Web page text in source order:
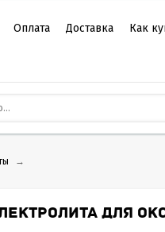
Оплата Доставка Как
→
ДЛЯ